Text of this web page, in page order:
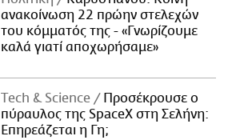
ανακοίνωση 22 πρώην στελεχών
του κόμματός της - «Γνωρίζουμε
καλά γιατί αποχωρήσαμε»
Τech & Science
Προσέκρουσε ο
πύραυλος της SpaceX στη Σελήνη:
Επηρεάζεται η Γη;